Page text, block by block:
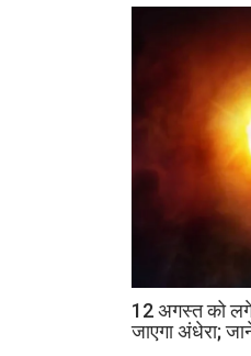
12 अगस्त को
जाएगा अंधेरा;